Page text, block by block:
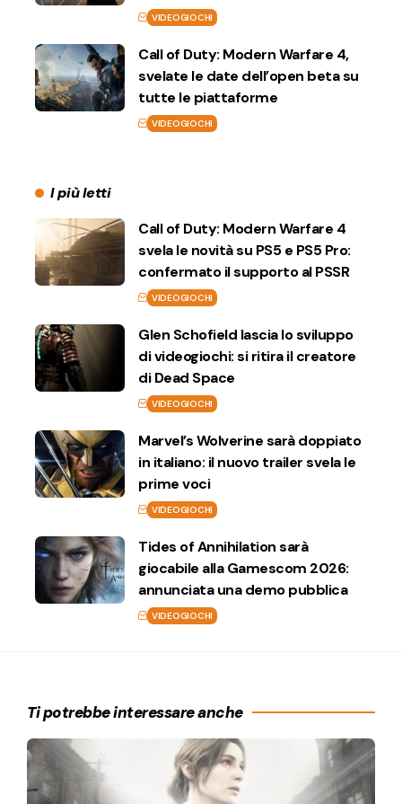
VIDEOGIOCHI
Call of Duty: Modern Warfare 4,
svelate le date dell’open beta su
tutte le piattaforme
VIDEOGIOCHI
I più letti
Call of Duty: Modern Warfare 4
svela le novità su PS5 e PS5 Pro:
confermato il supporto al PSSR
VIDEOGIOCHI
Glen Schofield lascia lo sviluppo
di videogiochi: si ritira il creatore
di Dead Space
VIDEOGIOCHI
Marvel’s Wolverine sarà doppiato
in italiano: il nuovo trailer svela le
prime voci
VIDEOGIOCHI
Tides of Annihilation sarà
giocabile alla Gamescom 2026:
annunciata una demo pubblica
VIDEOGIOCHI
Ti potrebbe interessare anche